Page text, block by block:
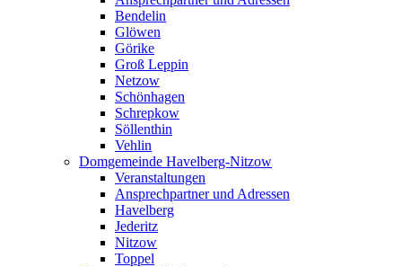
Bendelin
Glöwen
Görike
Groß Leppin
Netzow
Schönhagen
Schrepkow
Söllenthin
Vehlin
Domgemeinde Havelberg-Nitzow
Veranstaltungen
Ansprechpartner und Adressen
Havelberg
Jederitz
Nitzow
Toppel